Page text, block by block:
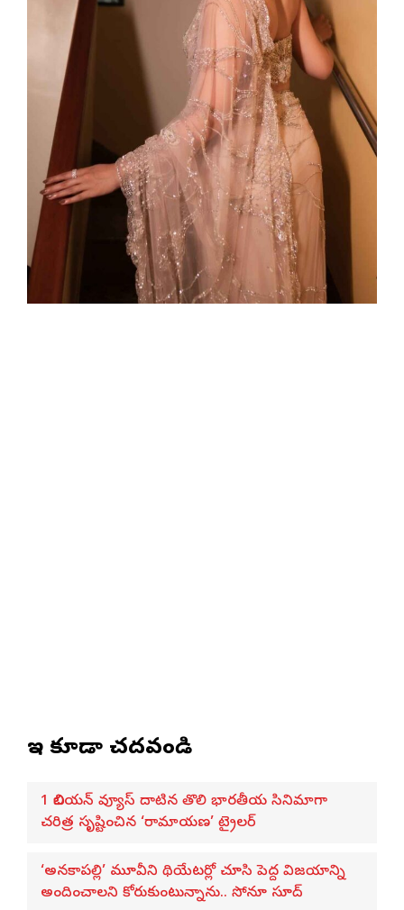
ఇవి కూడా చదవండి
1 బిలియన్ వ్యూస్ దాటిన తొలి భారతీయ సినిమాగా
చరిత్ర సృష్టించిన ‘రామాయణ’ ట్రైలర్
‘అనకాపల్లి’ మూవీని థియేటర్లో చూసి పెద్ద విజయాన్ని
అందించాలని కోరుకుంటున్నాను.. సోనూ సూద్